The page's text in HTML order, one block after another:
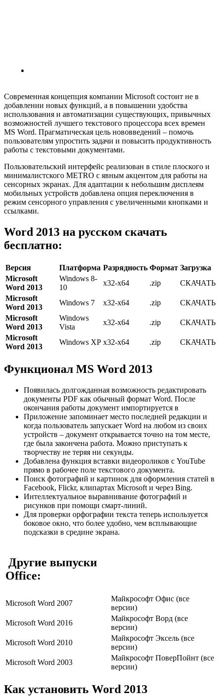
Современная концепция компании Microsoft состоит не в
добавлении новых функций, а в повышении удобства
использования и автоматизации существующих, привычных
возможностей лучшего текстового процессора всех времен
MS Word. Прагматическая цель нововведений – помочь
пользователям упростить задачи и повысить продуктивность
работы с текстовыми документами.
Пользовательский интерфейс реализован в стиле плоского и
минималистского METRO с явным акцентом для работы на
сенсорных экранах. Для адаптации к небольшим дисплеям
мобильных устройств добавлена опция переключения в
режим сенсорного управления с увеличенными кнопками и
ссылками.
Word 2013 на русском скачать
бесплатно:
Версия Платформа Разрядность Формат Загрузка
Microsoft
Word 2013
Windows 8-
10
x32-x64 .zip
СКАЧАТЬ
Microsoft
Word 2013
Windows 7 x32-x64 .zip
СКАЧАТЬ
Microsoft
Word 2013
Windows
Vista
x32-x64 .zip
СКАЧАТЬ
Microsoft
Word 2013
Windows XP x32-x64 .zip СКАЧАТЬ
Функционал MS Word 2013
Появилась долгожданная возможность редактировать
документы PDF как обычный формат Word. После
окончания работы документ импортируется в
Приложение запоминает место последней редакции и
когда пользователь запускает Word на любом из своих
устройств – документ открывается точно на том месте,
где была закончена работа. Можно приступать к
творчеству не теряя ни секунды.
Добавлена функция вставки видеороликов с YouTube
прямо в рабочее поле текстового документа.
Поиск фотографий и картинок для оформления статей в
Facebook, Flickr, клипартах Microsoft и через Bing.
Интеллектуальное выравнивание фотографий и
рисунков при помощи смарт-линий.
Для проверки орфографии текста теперь используется
боковое окно, что более удобно, чем всплывающие
подсказки в средине экрана.
Другие выпуски
Office:
Microsoft Word 2007
Майкрософт Офис (все
версии)
Microsoft Word 2016
Майкрософт Ворд (все
версии)
Microsoft Word 2010
Майкрософт Эксель (все
версии)
Microsoft Word 2003
Майкрософт ПоверПойнт (все
версии)
Как установить Word 2013